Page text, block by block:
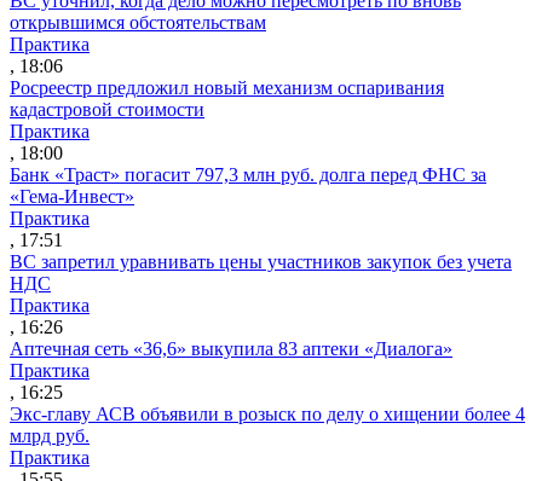
открывшимся обстоятельствам
Практика
, 18:06
Росреестр предложил новый механизм оспаривания
кадастровой стоимости
Практика
, 18:00
Банк «Траст» погасит 797,3 млн руб. долга перед ФНС за
«Гема-Инвест»
Практика
, 17:51
ВС запретил уравнивать цены участников закупок без учета
НДС
Практика
, 16:26
Аптечная сеть «36,6» выкупила 83 аптеки «Диалога»
Практика
, 16:25
Экс-главу АСВ объявили в розыск по делу о хищении более 4
млрд руб.
Практика